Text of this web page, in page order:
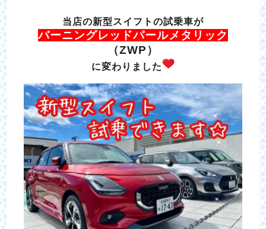
当店の新型スイフトの試乗車が
バーニングレッドパールメタリック
（ZWP）
に変わりました